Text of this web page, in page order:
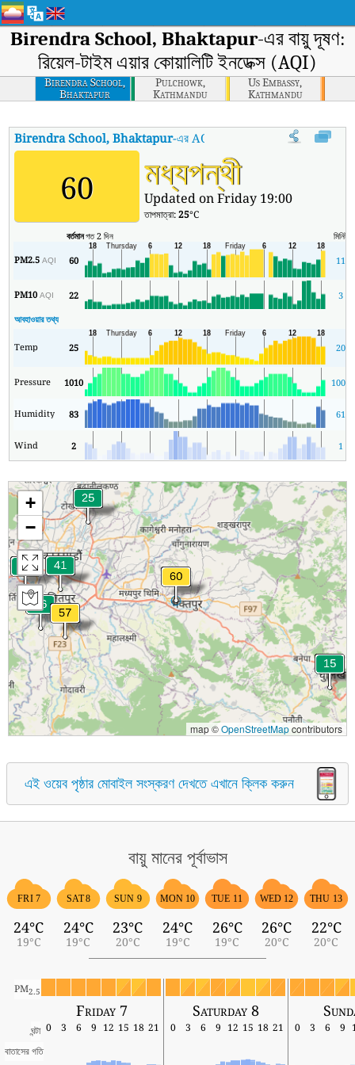
Birendra School, Bhaktapur-এর বায়ু দূষণ:
রিয়েল-টাইম এয়ার কোয়ালিটি ইনডেক্স (AQI)
Birendra School,
Bhaktapur
Pulchowk,
Kathmandu
Us Embassy,
Kathmandu
Birendra School, Bhaktapur-এর AQI Birendra School, Bhaktapur-এর
60 মধ্যপন্থী
Updated on Friday 19:00
তাপমাত্রা:25°C
বর্তমানগত 2 দিন মিনিট
PM2.5AQI 60 11
PM10AQI 22
3
আবহাওয়ার তথ্য
Temp 25 20
Pressure 1010 1008
Humidity 83 61
Wind 2 1
+
−
map ©OpenStreetMapcontributors
এই ওয়েব পৃষ্ঠার মোবাইল সংস্করণ দেখতে এখানে ক্লিক করুন
বায়ু মানের পূর্বাভাস
FRI 7
24°C
19°C
SAT 8
24°C
19°C
SUN 9
23°C
20°C
MON 10
24°C
19°C
TUE 11
26°C
19°C
WED 12
26°C
20°C
THU 13
22°C
20°C
PM2.5
Friday 7 Saturday 8
ঘন্টা 0 3 6 9 12 15 18 21 0 3 6 9 12 15 18 21 0 3 6 9
বাতাসের গতি